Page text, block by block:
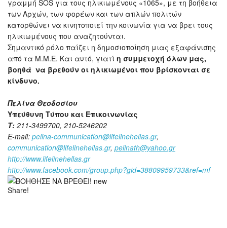
γραμμή SOS για τους ηλικιωμένους «1065», με τη βοήθεια
των Αρχών, των φορέων και των απλών πολιτών
κατορθώνει να κινητοποιεί την κοινωνία για να βρει τους
ηλικιωμένους που αναζητούνται.
Σημαντικό ρόλο παίζει η δημοσιοποίηση μιας εξαφάνισης
από τα Μ.Μ.Ε. Και αυτό, γιατί η συμμετοχή όλων μας,
βοηθά να βρεθούν οι ηλικιωμένοι που βρίσκονται σε
κίνδυνο.
Πελίνα Θεοδοσίου
Υπεύθυνη Τύπου και Επικοινωνίας
Τ: 211-3499700, 210-5246202
E-mail: pelina-communication@lifelinehellas.gr,
communication@lifelinehellas.gr, pelinath@yahoo.gr
http://www.lifelinehellas.gr
http://www.facebook.com/group.php?gid=38809959733&ref=mf
Share!